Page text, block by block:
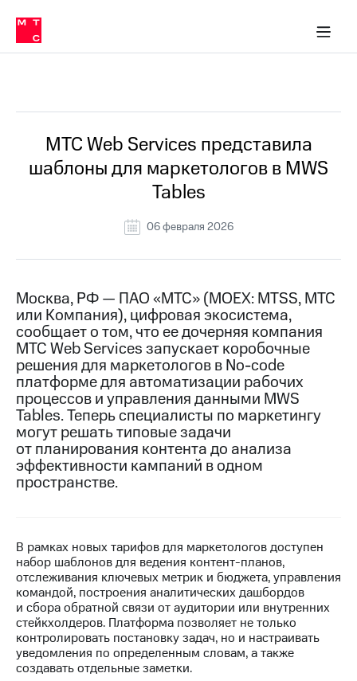
Медиа-центр
и акционерам
Устойчивое развитие
Комплаенс и деловая этика
компании
Карьера
История
компании
информация
Контакты
Медиа-центр
Пресс-
релизы
МТС
о технологиях
Достижения
Интервью
Финансовая
Пригласить
спикера
и акционерам
Корпоративное
управление
Корпоративный
в МТС
Пресс-
релизы
МТС Web Services представила
шаблоны для маркетологов в MWS
Tables
06 февраля 2026
Москва, РФ — ПАО «МТС» (MOEX: MTSS, МТС
или Компания), цифровая экосистема,
сообщает о том, что ее дочерняя компания
МТС Web Services запускает коробочные
решения для маркетологов в No-code
платформе для автоматизации рабочих
процессов и управления данными MWS
Tables. Теперь специалисты по маркетингу
могут решать типовые задачи
от планирования контента до анализа
эффективности кампаний в одном
пространстве.
В рамках новых тарифов для маркетологов доступен
набор шаблонов для ведения контент-планов,
отслеживания ключевых метрик и бюджета, управления
командой, построения аналитических дашбордов
и сбора обратной связи от аудитории или внутренних
стейкхолдеров. Платформа позволяет не только
контролировать постановку задач, но и настраивать
уведомления по определенным словам, а также
создавать отдельные заметки.